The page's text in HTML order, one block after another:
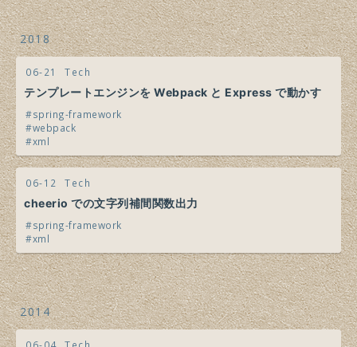
2018
06-21 Tech
テンプレートエンジンを Webpack と Express で動かす
spring-framework
webpack
xml
06-12 Tech
cheerio での文字列補間関数出力
spring-framework
xml
2014